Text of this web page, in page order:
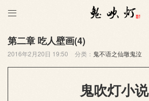

第二章 吃人壁画(4)
2016年2月20日 19:50 分类： 鬼不语之仙墩鬼泣
鬼吹灯小说